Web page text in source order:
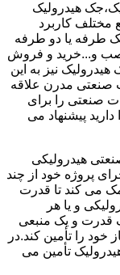
هیدرولیک
مختلف کاربرد
یک طرفه یا دو طرفه
نصب و...خرید و فروش
نیز به این
صنعتی مدرن علاقه
صنعتی را برای
پیشنهاد می
هیدرولیکی
پروژه خود از چند
می کند تا قدرت
و یا هر
قدرت و یک منبعی
خود را تأمین کند.در
تأمین می